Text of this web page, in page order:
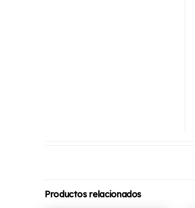
Productos relacionados